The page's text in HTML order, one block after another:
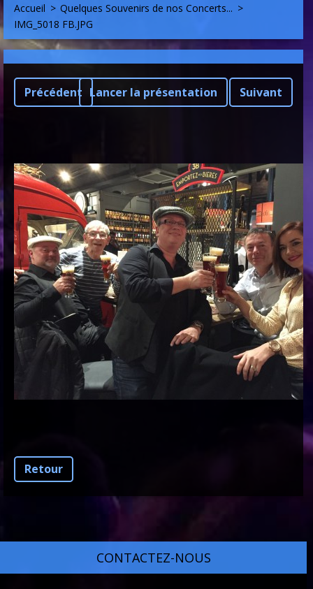
Accueil > Quelques Souvenirs de nos Concerts... >
IMG_5018 FB.JPG
Précédent Lancer la présentation Suivant
Retour
CONTACTEZ-NOUS